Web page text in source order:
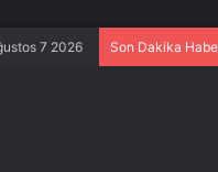
7 2026 Son Dakika